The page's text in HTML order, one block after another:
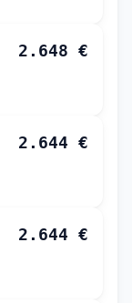
2.648 €
2.644 €
2.644 €